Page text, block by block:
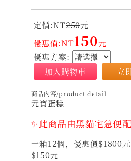
定價:NT250元
優惠價:NT150元
優惠方案:
加入購物車
立
商品內容/product detail
元寶蛋糕
✨此商品由黑貓宅急便
一箱12個，優惠價$1800
$150元